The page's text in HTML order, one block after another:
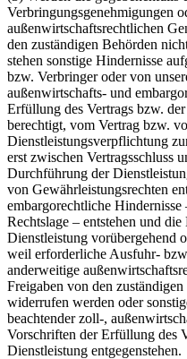
Verbringungsgenehmigungen
außenwirtschaftsrechtlichen
den zuständigen Behörden
stehen sonstige Hindernisse
bzw. Verbringer oder von
außenwirtschafts- und
Erfüllung des Vertrags bzw.
berechtigt, vom Vertrag bzw.
Dienstleistungsverpflichtung
erst zwischen Vertragsschluss
Durchführung der
von Gewährleistungsrechten
embargorechtliche
Rechtslage – entstehen und
Dienstleistung vorübergehend
weil erforderliche Ausfuhr-
anderweitige
Freigaben von den
widerrufen werden oder
beachtender zoll-,
Vorschriften der Erfüllung des
Dienstleistung entgegenstehen.